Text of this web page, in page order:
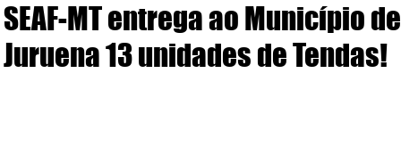
SEAF-MT entrega ao Município de
Juruena 13 unidades de Tendas!